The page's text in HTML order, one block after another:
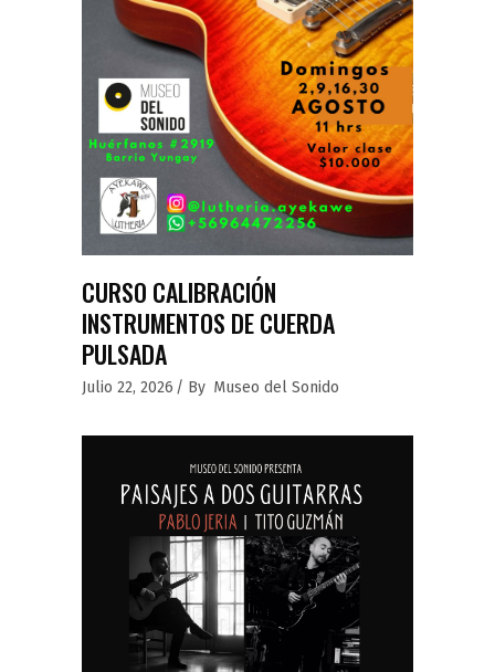
CURSO CALIBRACIÓN
INSTRUMENTOS DE CUERDA
PULSADA
Julio 22, 2026 By Museo del Sonido